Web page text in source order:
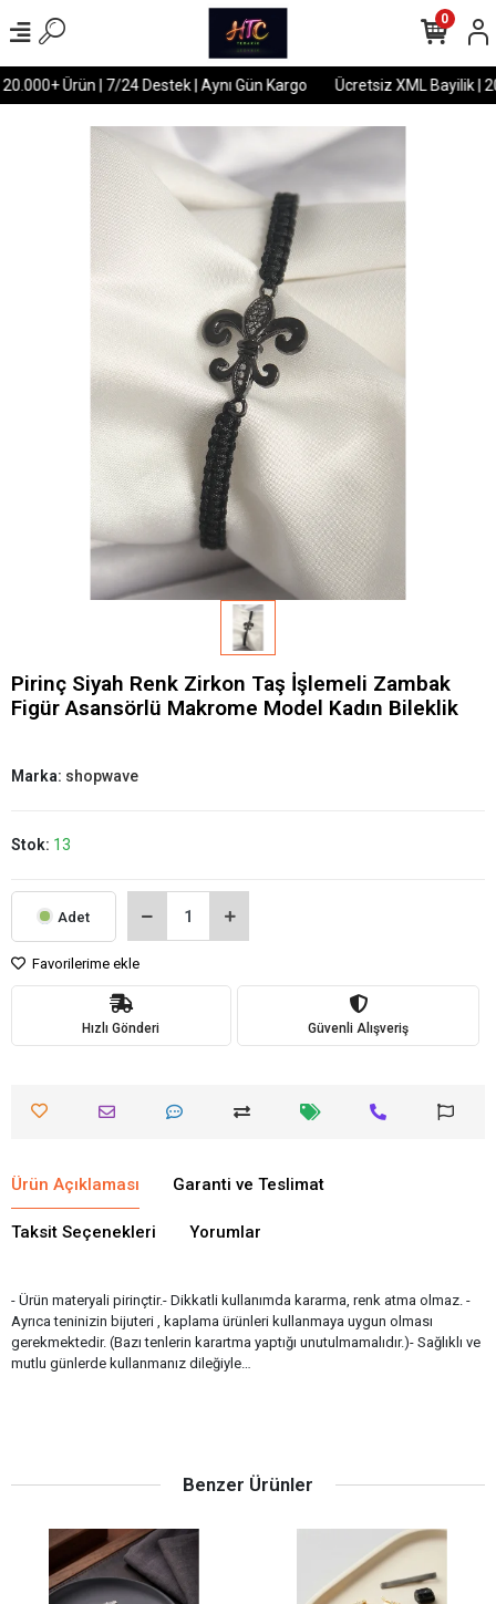
Ürün | 7/24 Destek | Aynı Gün Kargo Ücretsiz XML Bayilik |
0
Pirinç Siyah Renk Zirkon Taş İşlemeli Zambak
Figür Asansörlü Makrome Model Kadın Bileklik
Marka: shopwave
Stok: 13
Adet
Favorilerime ekle
Hızlı Gönderi Güvenli Alışveriş
Ürün Açıklaması Garanti ve Teslimat
Taksit Seçenekleri Yorumlar
- Ürün materyali pirinçtir.- Dikkatli kullanımda kararma, renk atma olmaz. -
Ayrıca teninizin bijuteri , kaplama ürünleri kullanmaya uygun olması
gerekmektedir. (Bazı tenlerin karartma yaptığı unutulmamalıdır.)- Sağlıklı ve
mutlu günlerde kullanmanız dileğiyle…
Benzer Ürünler